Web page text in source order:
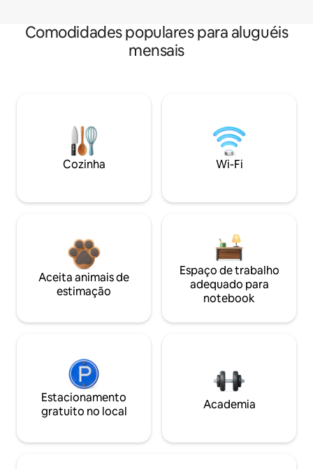
Comodidades populares para aluguéis
mensais
Cozinha Wi-Fi
Aceita animais de
estimação
Espaço de trabalho
adequado para
notebook
Estacionamento
gratuito no local
Academia